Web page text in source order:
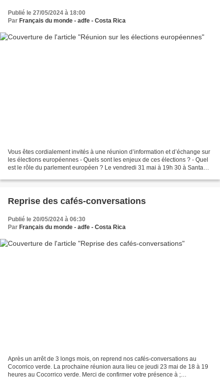
Publié le 27/05/2024 à 18:00
Par Français du monde - adfe - Costa Rica
Vous êtes cordialement invités à une réunion d’information et d’échange sur
les élections européennes - Quels sont les enjeux de ces élections ? - Quel
est le rôle du parlement européen ? Le vendredi 31 mai à 19h 30 à Santa
Reprise des cafés-conversations
Publié le 20/05/2024 à 06:30
Par Français du monde - adfe - Costa Rica
Après un arrêt de 3 longs mois, on reprend nos cafés-conversations au
Cocorrico verde. La prochaine réunion aura lieu ce jeudi 23 mai de 18 à 19
heures au Cocorrico verde. Merci de confirmer votre présence à ;